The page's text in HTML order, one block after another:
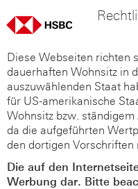
Diese Webseiten richten
dauerhaften Wohnsitz in
auszuwählenden Staat
für US-amerikanische
Wohnsitz bzw.
da die aufgeführten
den dortigen
Die auf den
Werbung dar. Bitte